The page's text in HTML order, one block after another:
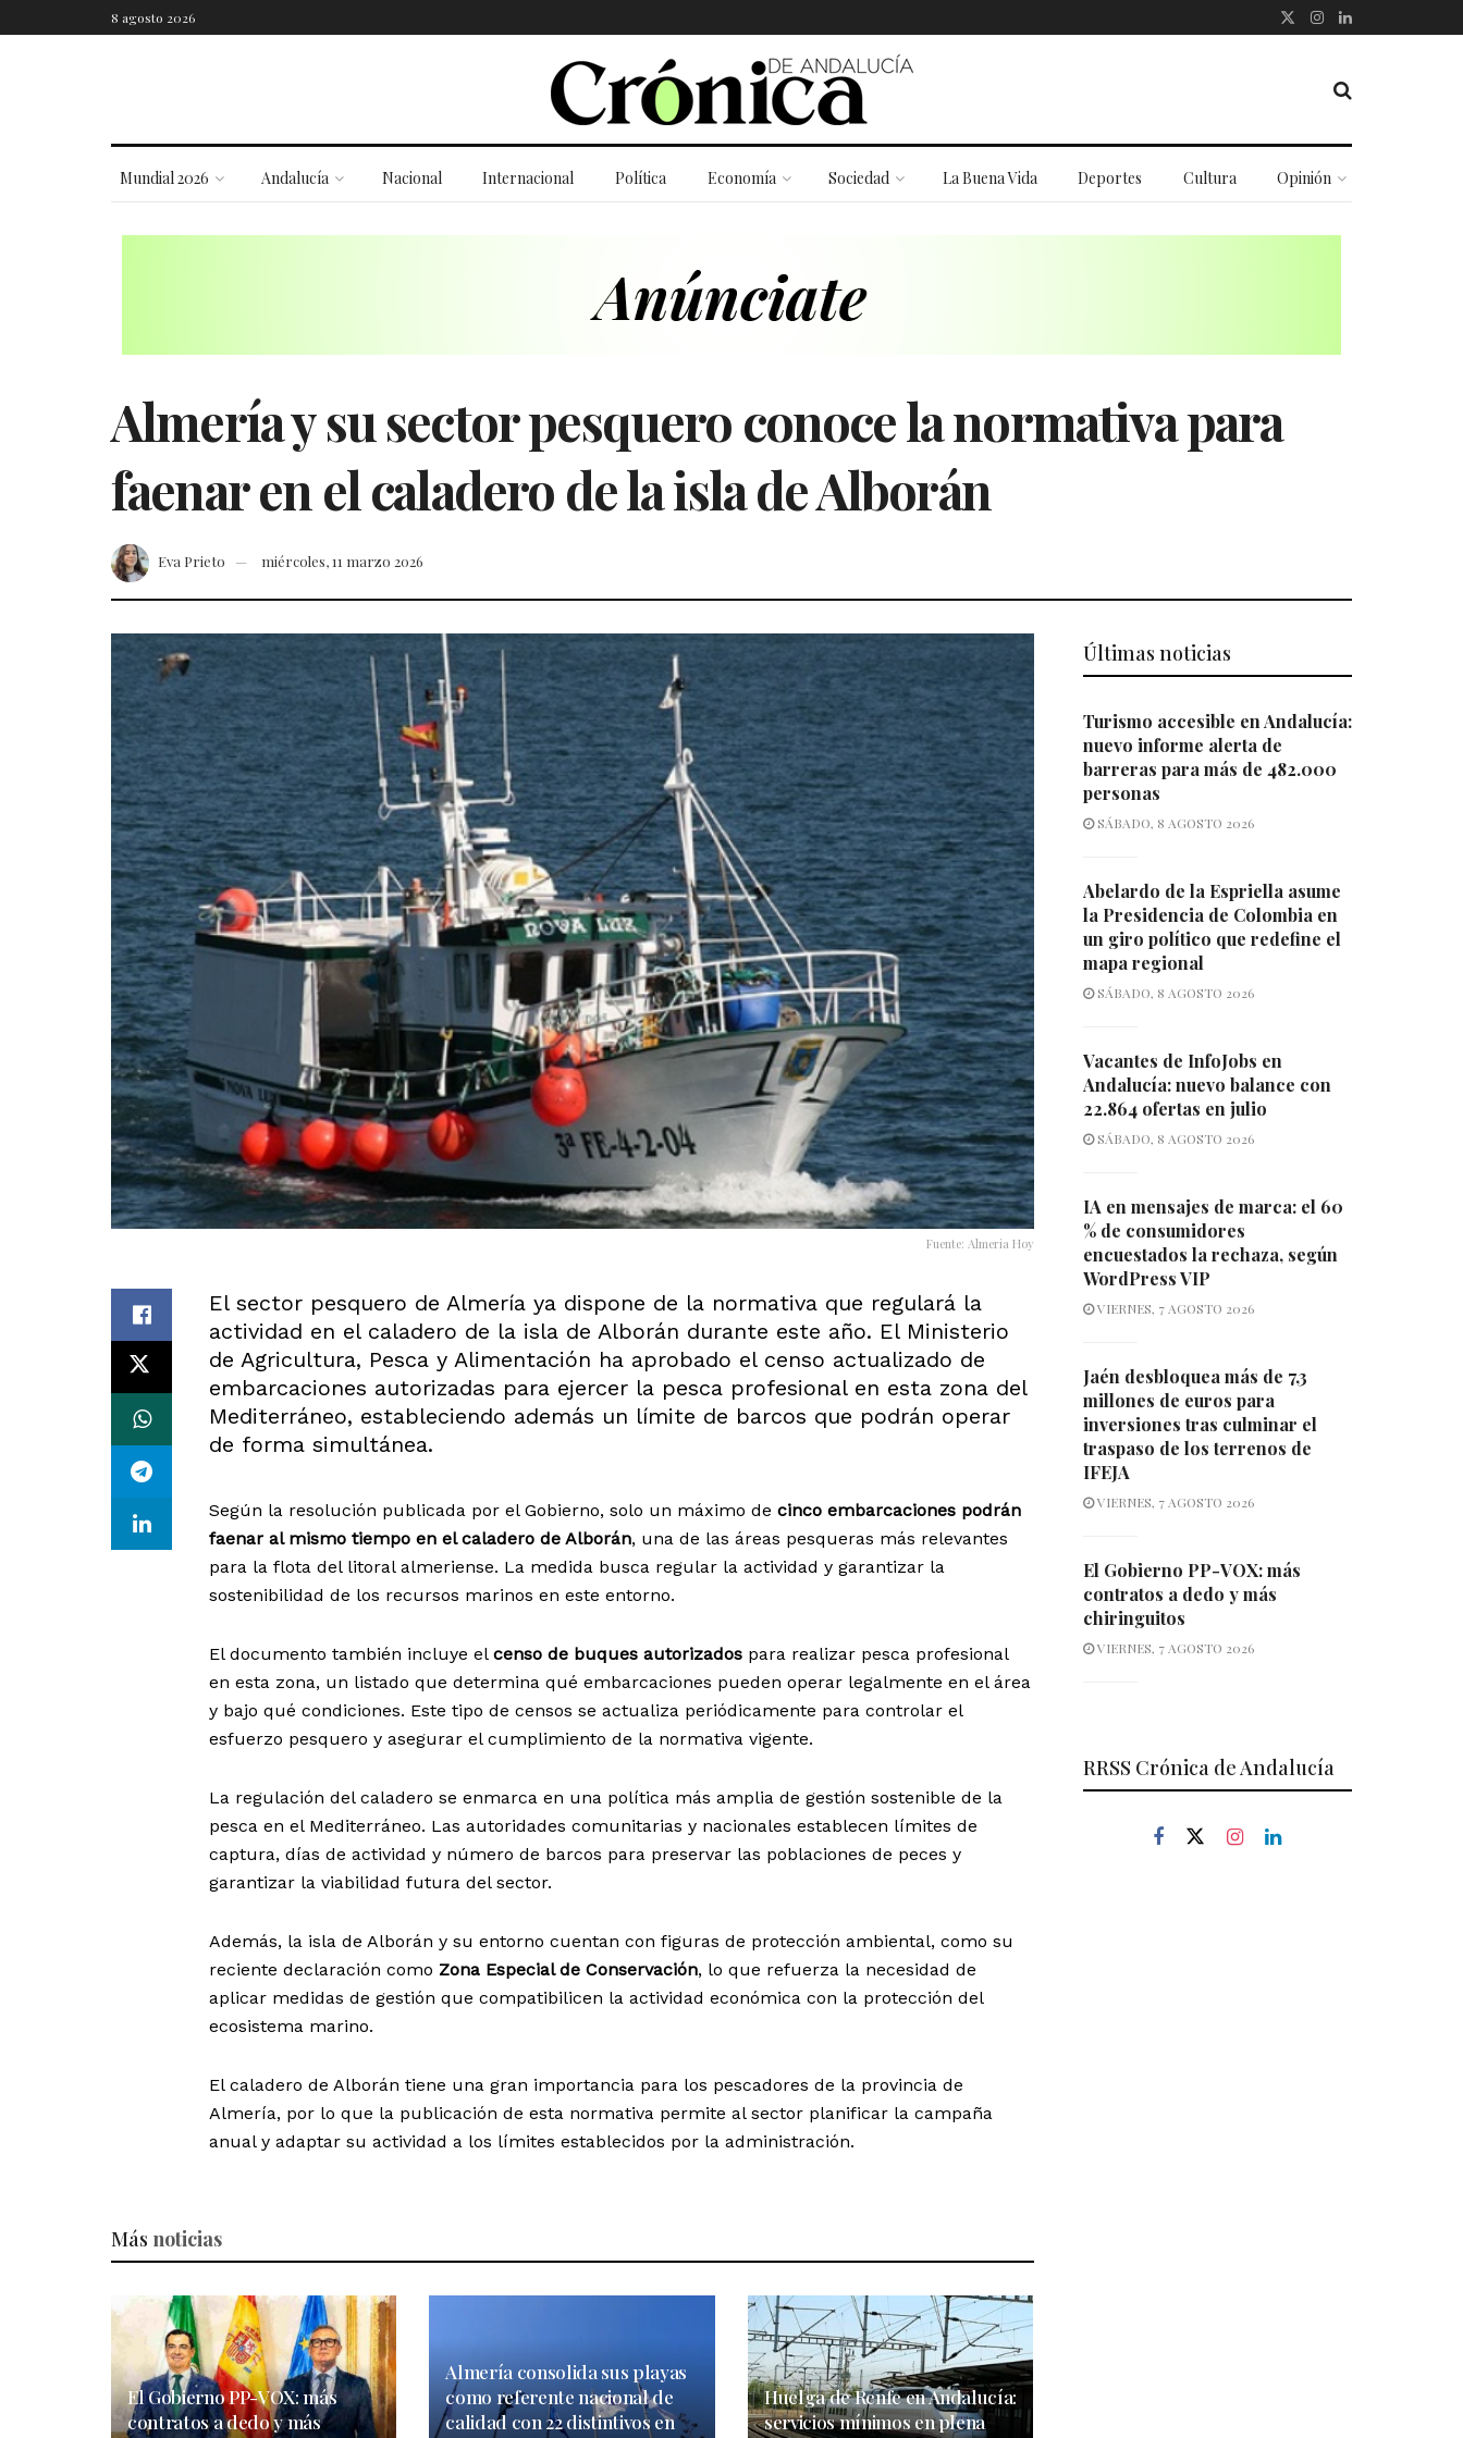
8 agosto 2026
Mundial 2026 Andalucía Nacional Internacional Política Economía Sociedad La Buena Vida Deportes Cultura Opinión
Almería y su sector pesquero conoce la normativa para
faenar en el caladero de la isla de Alborán
Eva Prieto miércoles, 11 marzo 2026
Fuente: Almeria Hoy
El sector pesquero de Almería ya dispone de la normativa que regulará la
actividad en el caladero de la isla de Alborán durante este año. El Ministerio
de Agricultura, Pesca y Alimentación ha aprobado el censo actualizado de
embarcaciones autorizadas para ejercer la pesca profesional en esta zona del
Mediterráneo, estableciendo además un límite de barcos que podrán operar
de forma simultánea.
Según la resolución publicada por el Gobierno, solo un máximo de cinco embarcaciones podrán
faenar al mismo tiempo en el caladero de Alborán, una de las áreas pesqueras más relevantes
para la flota del litoral almeriense. La medida busca regular la actividad y garantizar la
sostenibilidad de los recursos marinos en este entorno.
El documento también incluye el censo de buques autorizados para realizar pesca profesional
en esta zona, un listado que determina qué embarcaciones pueden operar legalmente en el área
y bajo qué condiciones. Este tipo de censos se actualiza periódicamente para controlar el
esfuerzo pesquero y asegurar el cumplimiento de la normativa vigente.
La regulación del caladero se enmarca en una política más amplia de gestión sostenible de la
pesca en el Mediterráneo. Las autoridades comunitarias y nacionales establecen límites de
captura, días de actividad y número de barcos para preservar las poblaciones de peces y
garantizar la viabilidad futura del sector.
Además, la isla de Alborán y su entorno cuentan con figuras de protección ambiental, como su
reciente declaración como Zona Especial de Conservación, lo que refuerza la necesidad de
aplicar medidas de gestión que compatibilicen la actividad económica con la protección del
ecosistema marino.
El caladero de Alborán tiene una gran importancia para los pescadores de la provincia de
Almería, por lo que la publicación de esta normativa permite al sector planificar la campaña
anual y adaptar su actividad a los límites establecidos por la administración.
Más noticias
El Gobierno PP-VOX: más
contratos a dedo y más
Almería consolida sus playas
como referente nacional de
calidad con 22 distintivos en
Huelga de Renfe en Andalucía:
servicios mínimos en plena
Últimas noticias
Turismo accesible en Andalucía:
nuevo informe alerta de
barreras para más de 482.000
personas
SÁBADO, 8 AGOSTO 2026
Abelardo de la Espriella asume
la Presidencia de Colombia en
un giro político que redefine el
mapa regional
SÁBADO, 8 AGOSTO 2026
Vacantes de InfoJobs en
Andalucía: nuevo balance con
22.864 ofertas en julio
SÁBADO, 8 AGOSTO 2026
IA en mensajes de marca: el 60
% de consumidores
encuestados la rechaza, según
WordPress VIP
VIERNES, 7 AGOSTO 2026
Jaén desbloquea más de 7,3
millones de euros para
inversiones tras culminar el
traspaso de los terrenos de
IFEJA
VIERNES, 7 AGOSTO 2026
El Gobierno PP-VOX: más
contratos a dedo y más
chiringuitos
VIERNES, 7 AGOSTO 2026
RRSS Crónica de Andalucía